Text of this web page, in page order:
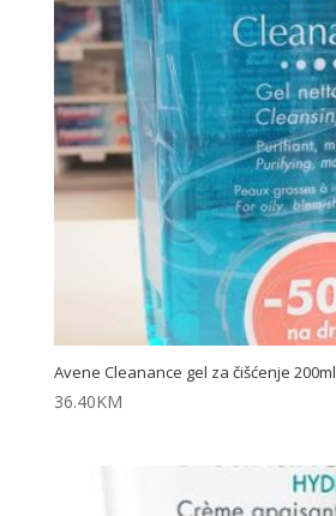
Avene Cleanance gel za čišćenje 200ml
36.40KM